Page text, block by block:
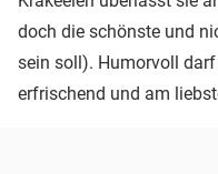
doch die schönste und
sein soll). Humorvoll darf
erfrischend und am